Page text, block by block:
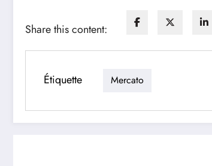
Share this content:
Étiquette Mercato